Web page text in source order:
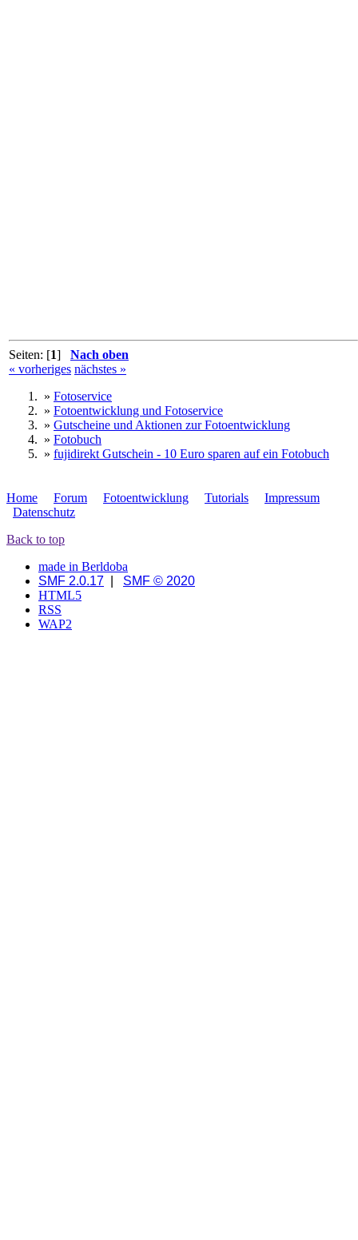
Seiten: [1] Nach oben
« vorheriges nächstes »
» Fotoservice
» Fotoentwicklung und Fotoservice
» Gutscheine und Aktionen zur Fotoentwicklung
» Fotobuch
» fujidirekt Gutschein - 10 Euro sparen auf ein Fotobuch
Home Forum Fotoentwicklung Tutorials
Impressum
Datenschutz
Back to top
made in Berldoba
SMF 2.0.17
SMF © 2020
HTML5
RSS
WAP2